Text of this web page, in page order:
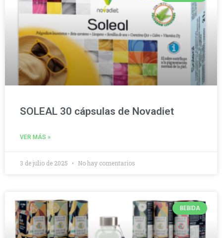
SOLEAL 30 cápsulas de Novadiet
VER MÁS »
3 de julio de 2025 No hay comentarios
BEBIDA